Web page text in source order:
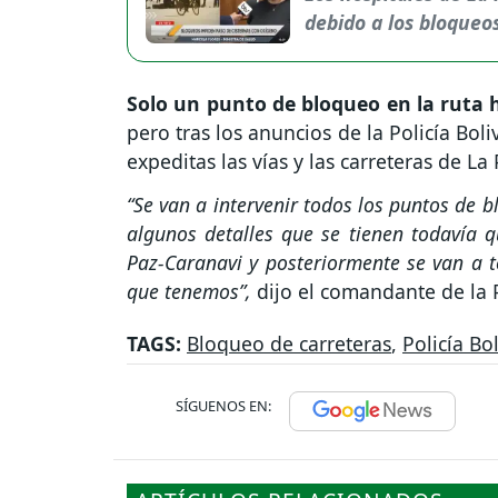
debido a los
Solo un punto de bloqueo en la ruta
pero tras los anuncios de la Policía
expeditas las vías y las carreteras de
“Se van a intervenir todos los puntos de
algunos detalles que se tienen todavía
Paz-Caranavi y posteriormente se van
que tenemos”, dijo el comandante de la
TAGS: Bloqueo de carreteras, Policía
SÍGUENOS EN: